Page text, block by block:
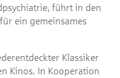
führt in den
ein gemeinsames
Klassiker
Kinos. In Kooperation